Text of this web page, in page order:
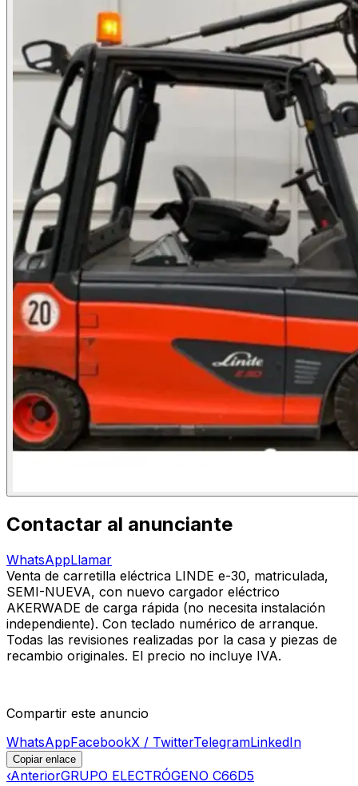
Contactar al anunciante
WhatsAppLlamar
Venta de carretilla eléctrica LINDE e-30, matriculada,
SEMI-NUEVA, con nuevo cargador eléctrico
AKERWADE de carga rápida (no necesita instalación
independiente). Con teclado numérico de arranque.
Todas las revisiones realizadas por la casa y piezas de
recambio originales. El precio no incluye IVA.
Compartir este anuncio
WhatsAppFacebookX / TwitterTelegramLinkedIn
Copiar enlace
‹AnteriorGRUPO ELECTRÓGENO C66D5